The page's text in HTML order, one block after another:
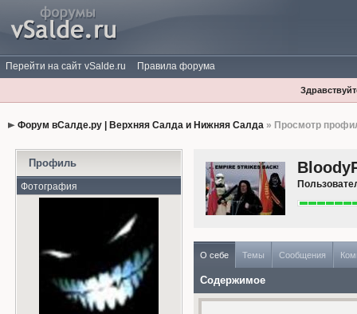
Перейти на сайт vSalde.ru Правила форума
Форум вСалде.ру | Верхняя Салда и Нижняя Салда» Просмотр
Профиль
Фотография
О себе Темы Сообщения
Содержимое